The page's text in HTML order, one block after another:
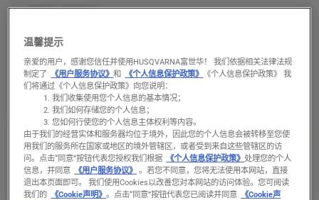
产品型号
适用型号
Variant
1.0升
货号： 587 80 85‑10
温馨提示
亲爱的用户，感谢您信任并使用HUSQVARNA富世华！ 我们依据相关法律法规
制定了
《用户服务协议》和 《个人信息保护政策》
《个人信息保护政策》 我
们将通过《个人信息保护政策》向您说明：
我们收集使用您个人信息的基本情况；
我们如何存储您的个人信息；
您如何行使您的个人信息主体权利等内容。
由于我们的经营实体和服务器均位于境外，因此您的个人信息会被转移至您使
用我们的服务所在国家或地区的境外管辖区，或者受到来自这些管辖区的访
问。
点击“同意”按钮代表您授权我们根据 《个人信息保护政策》 处理您的个人
信息，并同意
《用户服务协议》 。若您不同意，您将无法使用本网站，直接
退出本页面即可。 我们使用Cookies以改善您对本网站的访问体验。您可阅读
我们的
《Cookie声明》。点击“同意”按钮代表您已阅读并同意
《Cookie声